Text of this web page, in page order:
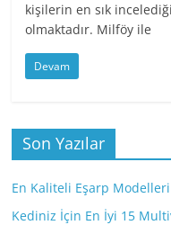
kişilerin en sık
olmaktadır. Milföy ile
Devam
Son Yazılar
En Kaliteli Eşarp
Kediniz İçin En İyi 15